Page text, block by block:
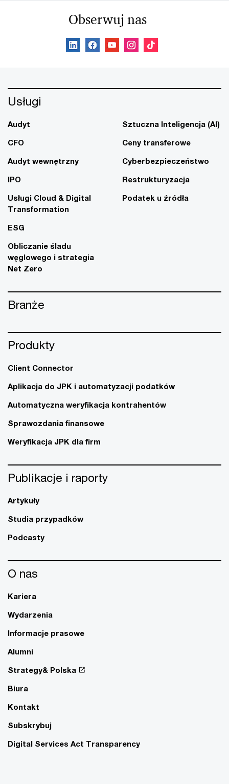
Obserwuj nas
Usługi
Audyt
CFO
Audyt wewnętrzny
IPO
Usługi Cloud & Digital
Transformation
ESG
Obliczanie śladu
węglowego i strategia
Net Zero
Sztuczna Inteligencja (AI)
Ceny transferowe
Cyberbezpieczeństwo
Restrukturyzacja
Podatek u źródła
Branże
Produkty
Client Connector
Aplikacja do JPK i automatyzacji podatków
Automatyczna weryfikacja kontrahentów
Sprawozdania finansowe
Weryfikacja JPK dla firm
Publikacje i raporty
Artykuły
Studia przypadków
Podcasty
O nas
Kariera
Wydarzenia
Informacje prasowe
Alumni
Strategy& Polska
Biura
Kontakt
Subskrybuj
Digital Services Act Transparency